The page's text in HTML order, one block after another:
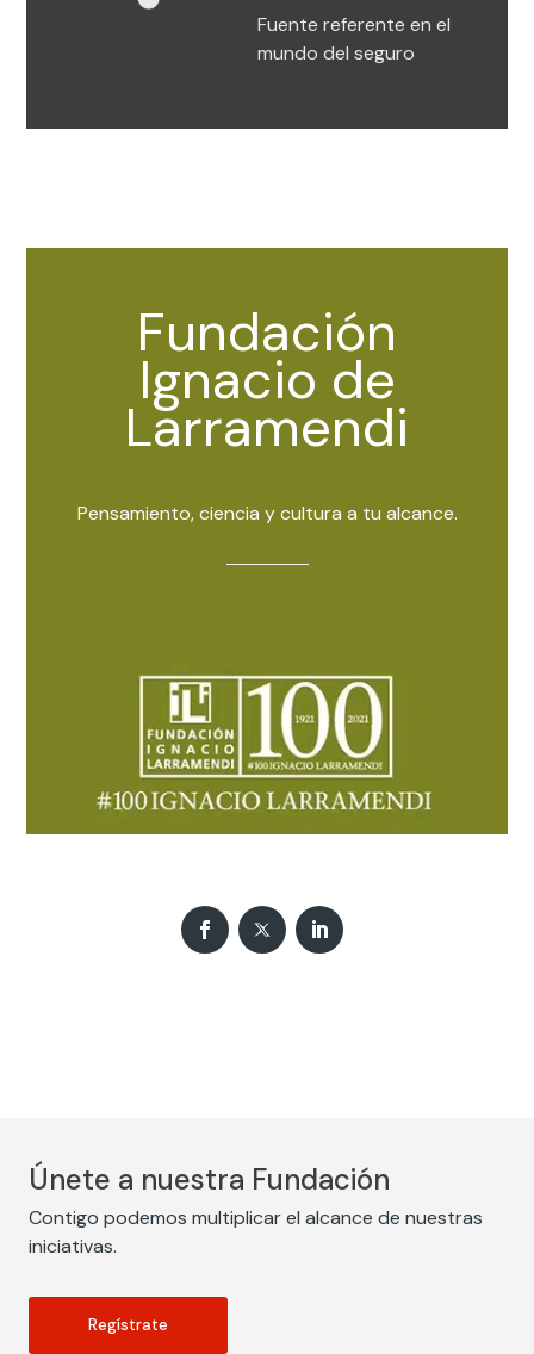
Fuente referente en el
mundo del seguro
Fundación
Ignacio de
Larramendi
Pensamiento, ciencia y cultura a tu alcance.
Únete a nuestra Fundación
Contigo podemos multiplicar el alcance de nuestras
iniciativas.
Regístrate